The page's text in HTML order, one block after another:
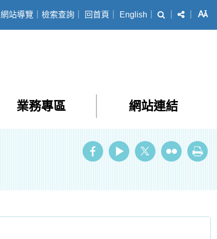
網站導覽 檢索查詢 回首頁 English 搜尋 分享
業務專區 網站連結